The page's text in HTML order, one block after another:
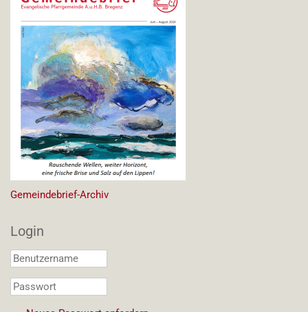
Gemeindebrief-Archiv
Login
Benutzername
Passwort